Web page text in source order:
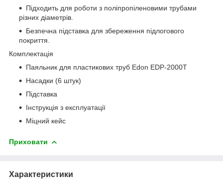
Підходить для роботи з поліпропіленовими трубами
різних діаметрів.
Безпечна підставка для збереження підлогового
покриття.
Комплектація
Паяльник для пластикових труб Edon EDP-2000T
Насадки (6 штук)
Підставка
Інструкція з експлуатації
Міцний кейс
Приховати
Характеристики